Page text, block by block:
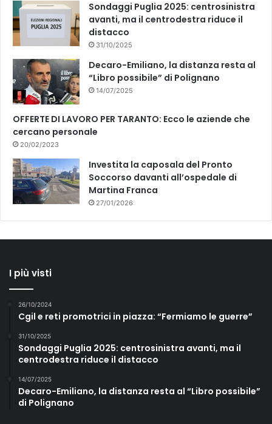
Sondaggi Puglia 2025: centrosinistra
avanti, ma il centrodestra riduce il
distacco
31/10/2025
Decaro-Emiliano, la distanza resta al
“Libro possibile” di Polignano
14/07/2025
OFFERTE DI LAVORO PER TARANTO: Ecco le aziende che
cercano personale
20/02/2023
Investita la caposala del Pronto
Soccorso davanti all’ospedale di
Martina Franca
27/01/2026
I più visti
26/10/2024
Cgil e reti promotrici in piazza: “Fermiamo le guerre”
31/10/2025
Sondaggi Puglia 2025: centrosinistra avanti, ma il
centrodestra riduce il distacco
14/07/2025
Decaro-Emiliano, la distanza resta al “Libro possibile”
di Polignano